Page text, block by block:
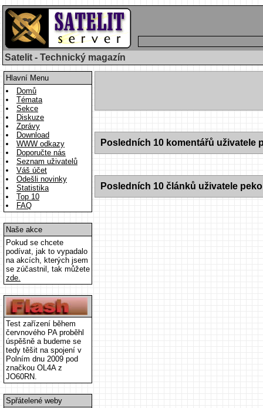
Satelit - Technický magazín
Hlavní Menu
Domů
Témata
Sekce
Diskuze
Zprávy
Download
WWW odkazy
Doporučte nás
Seznam uživatelů
Váš účet
Odešli novinky
Statistika
Top 10
FAQ
Naše akce
Pokud se chcete
podívat, jak to vypadalo
na akcích, kterých jsem
se zúčastnil, tak můžete
zde.
Test zařízení během
červnového PA proběhl
úspěšně a budeme se
tedy těšit na spojení v
Polním dnu 2009 pod
značkou OL4A z
JO60RN.
Spřátelené weby
Posledních 10 komentářů uživatele
Posledních 10 článků uživatele